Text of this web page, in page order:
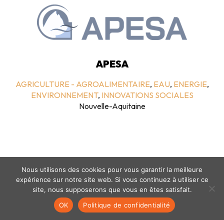
APESA
AGRICULTURE - AGROALIMENTAIRE, EAU, ENERGIE,
ENVIRONNEMENT, INNOVATIONS SOCIALES
Nouvelle-Aquitaine
Mentions légales - politique de confidentialité
Nous utilisons des cookies pour vous garantir la meilleure
expérience sur notre site web. Si vous continuez à utiliser ce
site, nous supposerons que vous en êtes satisfait.
OK
Politique de confidentialité